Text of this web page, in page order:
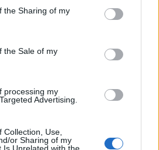
the Sharing of my
the Sale of my
processing my
Advertising.
Use,
or Sharing of my
Is Unrelated with the
per ruoli chiave (33%),
di talenti disponibili (13%)
aziende marittime non è
priorità.
globale (11%) e